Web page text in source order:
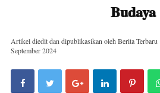
Budaya
Artikel diedit dan dipublikasikan oleh Berita Terbaru
September 2024